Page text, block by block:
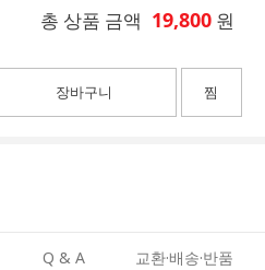
총 상품 금액 19,800 원
장바구니 찜
Q & A 교환·배송·반품